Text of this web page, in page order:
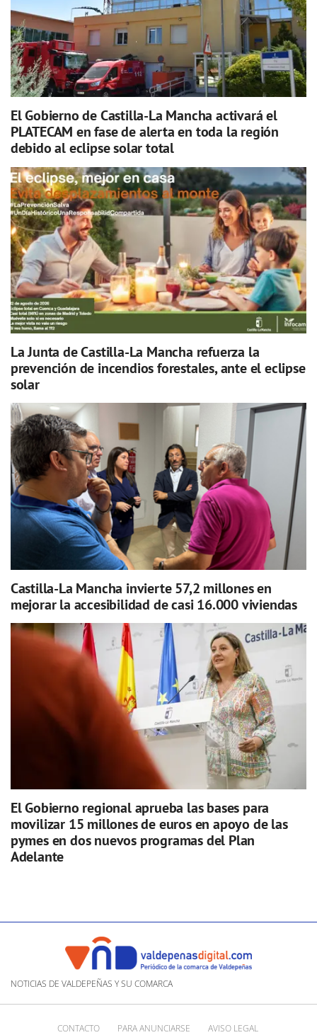
El Gobierno de Castilla-La Mancha activará el
PLATECAM en fase de alerta en toda la región
debido al eclipse solar total
La Junta de Castilla-La Mancha refuerza la
prevención de incendios forestales, ante el eclipse
solar
Castilla-La Mancha invierte 57,2 millones en
mejorar la accesibilidad de casi 16.000 viviendas
El Gobierno regional aprueba las bases para
movilizar 15 millones de euros en apoyo de las
pymes en dos nuevos programas del Plan
Adelante
NOTICIAS DE VALDEPEÑAS Y SU COMARCA
CONTACTO PARA ANUNCIARSE AVISO LEGAL